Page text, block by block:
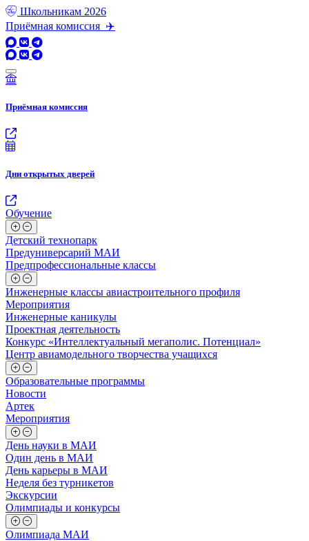
Школьникам 2026
Приёмная комиссия ✈️
Приёмная комиссия
Дни открытых дверей
Обучение
Детский технопарк
Предуниверсарий МАИ
Предпрофессиональные классы
Инженерные классы авиастроительного профиля
Мероприятия
Инженерные каникулы
Проектная деятельность
Конкурс «Интеллектуальный мегаполис. Потенциал»
Центр авиамодельного творчества учащихся
Образовательные программы
Новости
Артек
Мероприятия
День науки в МАИ
Один день в МАИ
День карьеры в МАИ
Неделя без турникетов
Экскурсии
Олимпиады и конкурсы
Олимпиада МАИ